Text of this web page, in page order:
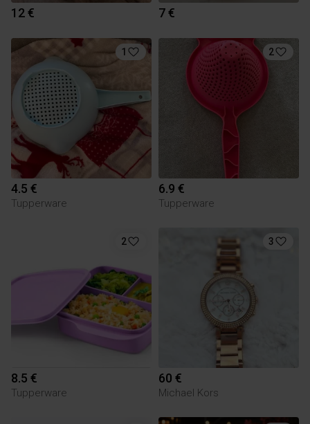
12 € 7 €
1
4.5 €
Tupperware
2
6.9 €
Tupperware
2
8.5 €
Tupperware
3
60 €
Michael Kors